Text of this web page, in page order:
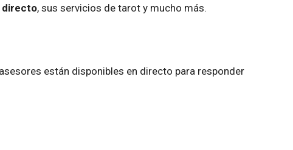
directo, sus servicios de tarot y mucho más.
están disponibles en directo para responder